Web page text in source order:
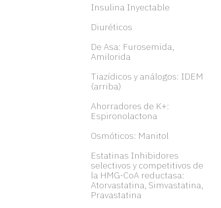
Insulina Inyectable
Diuréticos
De Asa: Furosemida,
Amilorida
Tiazídicos y análogos: IDEM
(arriba)
Ahorradores de K+:
Espironolactona
Osmóticos: Manitol
Estatinas Inhibidores
selectivos y competitivos de
la HMG-CoA reductasa:
Atorvastatina, Simvastatina,
Pravastatina